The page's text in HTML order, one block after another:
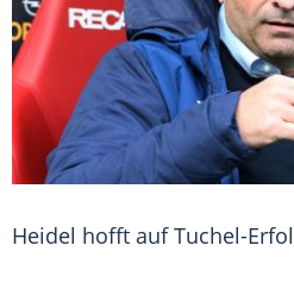
Heidel hofft auf Tuchel-